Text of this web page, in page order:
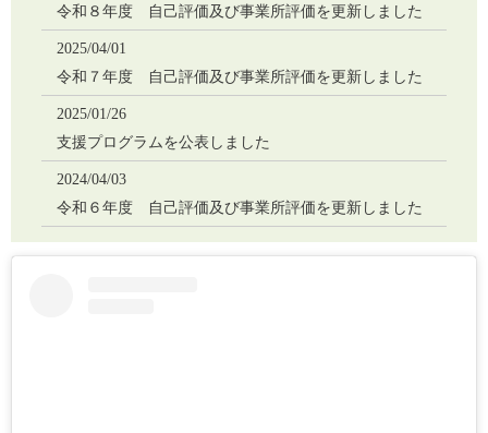
令和８年度 自己評価及び事業所評価を更新しました
2025/04/01
令和７年度 自己評価及び事業所評価を更新しました
2025/01/26
支援プログラムを公表しました
2024/04/03
令和６年度 自己評価及び事業所評価を更新しました
2023/06/06